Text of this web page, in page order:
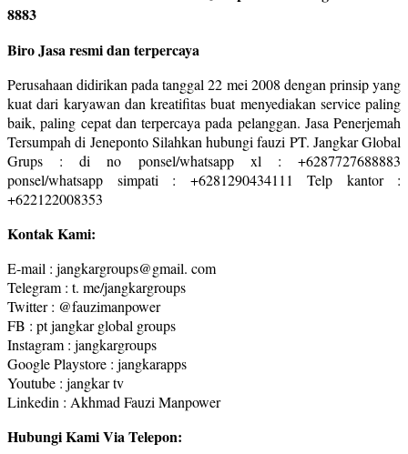
8883
Biro Jasa resmi dan terpercaya
Perusahaan didirikan pada tanggal 22 mei 2008 dengan prinsip yang
kuat dari karyawan dan kreatifitas buat menyediakan service paling
baik, paling cepat dan terpercaya pada pelanggan. Jasa Penerjemah
Tersumpah di Jeneponto Silahkan hubungi fauzi PT. Jangkar Global
Grups : di no ponsel/whatsapp xl : +6287727688883
ponsel/whatsapp simpati : +6281290434111 Telp kantor :
+622122008353
Kontak Kami:
E-mail : jangkargroups@gmail. com
Telegram : t. me/jangkargroups
Twitter : @fauzimanpower
FB : pt jangkar global groups
Instagram : jangkargroups
Google Playstore : jangkarapps
Youtube : jangkar tv
Linkedin : Akhmad Fauzi Manpower
Hubungi Kami Via Telepon: